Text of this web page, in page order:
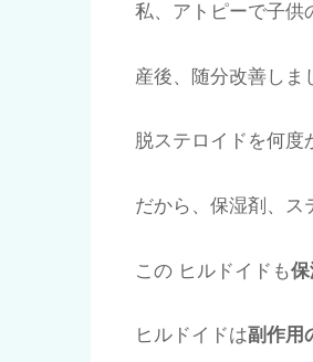
私、アトピーで子供
産後、随分改善しま
脱ステロイドを何度
だから、保湿剤、ス
この ヒルドイドも保
ヒルドイドは副作用